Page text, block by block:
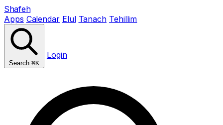
Shafeh
Apps Calendar Elul Tanach Tehillim
Search ⌘K
Login